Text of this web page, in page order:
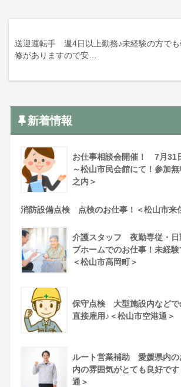
送迎運転手 週4日以上勤務♪未経験の方で
修がありますので安…
新着情報
お仕事相談会開催！ 7月31
～松山市民会館にて！参加
之内＞
消防設備点検 点検のお仕事！＜松山市来
介護スタッフ 夜勤専従・日
プホームでのお仕事！未経
＜松山市高岡町＞
保守点検 大型施設内などで
直接雇用♪＜松山市空港通＞
ルート営業補助 愛媛県内の
内の雰囲気がとても良好で
通＞